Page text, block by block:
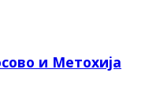
и Метохија